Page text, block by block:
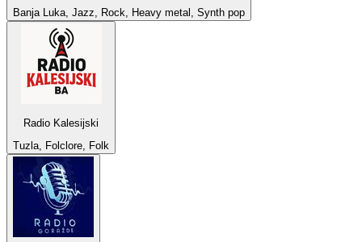
Banja Luka, Jazz, Rock, Heavy metal, Synth pop
Radio Kalesijski
Tuzla, Folclore, Folk